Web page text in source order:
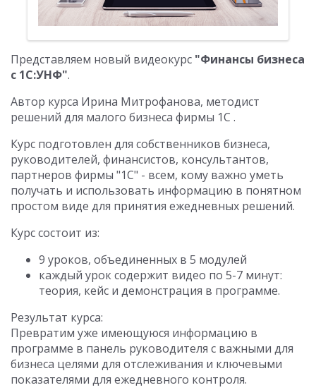
Представляем новый видеокурс "Финансы бизнеса
с 1С:УНФ".
Автор курса Ирина Митрофанова, методист
решений для малого бизнеса фирмы 1С .
Курс подготовлен для собственников бизнеса,
руководителей, финансистов, консультантов,
партнеров фирмы "1С" - всем, кому важно уметь
получать и использовать информацию в понятном
простом виде для принятия ежедневных решений.
Курс состоит из:
9 уроков, объединенных в 5 модулей
каждый урок содержит видео по 5-7 минут:
теория, кейс и демонстрация в программе.
Результат курса:
Превратим уже имеющуюся информацию в
программе в панель руководителя с важными для
бизнеса целями для отслеживания и ключевыми
показателями для ежедневного контроля.